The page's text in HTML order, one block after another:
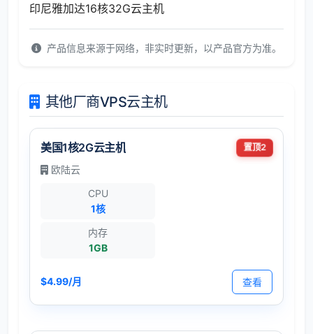
印尼雅加达16核32G云主机
产品信息来源于网络，非实时更新，以产品官方为准。
其他厂商VPS云主机
美国1核2G云主机 置顶2
欧陆云
CPU
1核
内存
1GB
$4.99/月 查看